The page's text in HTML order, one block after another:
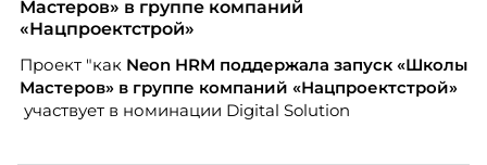
Мастеров» в группе компаний
«Нацпроектстрой»
Проект "какNeon HRM поддержала запуск «Школы
Мастеров» в группе компаний «Нацпроектстрой»
участвует в номинации Digital Solution